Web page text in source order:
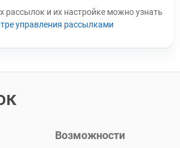
рассылок и их настройке можно узнать
управления рассылками
Возможности